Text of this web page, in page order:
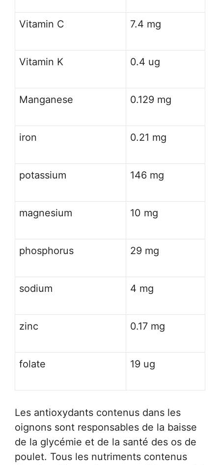
Vitamin C 7.4 mg
Vitamin K 0.4 ug
Manganese 0.129 mg
iron 0.21 mg
potassium 146 mg
magnesium 10 mg
phosphorus 29 mg
sodium 4 mg
zinc 0.17 mg
folate 19 ug
Les antioxydants contenus dans les
oignons sont responsables de la baisse
de la glycémie et de la santé des os de
poulet. Tous les nutriments contenus